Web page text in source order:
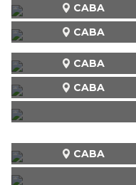
CABA
CABA
CABA
CABA
CABA